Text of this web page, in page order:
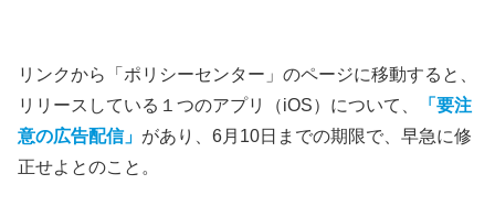
リンクから「ポリシーセンター」のページに移動すると、
リリースしている１つのアプリ（iOS）について、
「要注
意の広告配信」 があり、6月10日までの期限で、早急に修
正せよとのこと。